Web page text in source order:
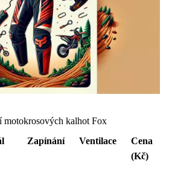
motokrosových kalhot Fox
Zapínání Ventilace
Cena
(Kč)